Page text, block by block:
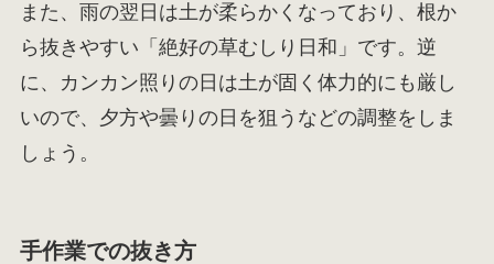
また、雨の翌日は土が柔らかくなっており、根か
ら抜きやすい「絶好の草むしり日和」です。逆
に、カンカン照りの日は土が固く体力的にも厳し
いので、夕方や曇りの日を狙うなどの調整をしま
しょう。
手作業での抜き方